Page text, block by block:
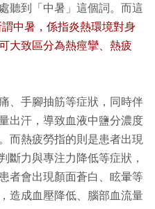
聽到「中暑」這個詞。而這
謂中暑，係指炎熱環境對身
大致區分為熱痙攣、熱疲
、手腳抽筋等症狀，同時伴
出汗，導致血液中鹽分濃度
而熱疲勞指的則是患者出現
斷力與專注力降低等症狀，
者會出現顏面蒼白、眩暈等
造成血壓降低、腦部血流量